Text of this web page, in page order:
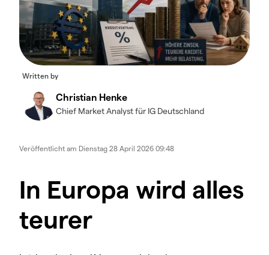
Written by
Christian Henke
Chief Market Analyst für IG Deutschland
Veröffentlicht am Dienstag 28 April 2026 09:48
In Europa wird alles
teurer